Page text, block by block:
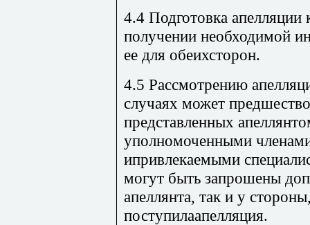
4.4 Подготовка апелляции
получении необходимой
ее для обеихсторон.
4.5 Рассмотрению
случаях может
представленных
уполномоченными
ипривлекаемыми
могут быть запрошены
апеллянта, так и у
поступилаапелляция.